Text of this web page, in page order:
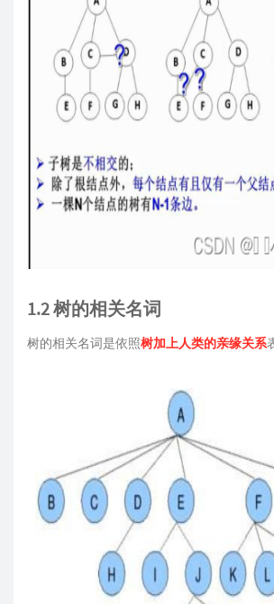
1.2 树的相关名词
树的相关名词是依照树加上人类的亲缘关系